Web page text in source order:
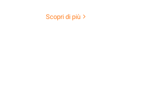
Scopri di più